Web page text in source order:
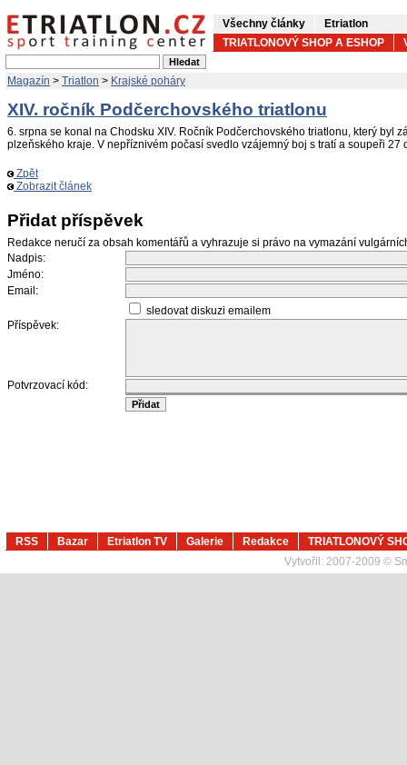
Všechny články
Etriatlon
TRIATLONOVÝ SHOP A ESHOP
Magazín > Triatlon > Krajské poháry
XIV. ročník Podčerchovského triatlonu
6. srpna se konal na Chodsku XIV. Ročník Podčerchovského triatlonu, který byl
plzeňského kraje. V nepříznivém počasí svedlo vzájemný boj s tratí a soupeři 27
Zpět
Zobrazit článek
Přidat příspěvek
Redakce neručí za obsah komentářů a vyhrazuje si právo na vymazání
Nadpis:
Jméno:
Email:
sledovat diskuzi emailem
Příspěvek:
Potvrzovací kód:
RSS Bazar Etriatlon TV Galerie Redakce
TRIATLONOVÝ
Vytvořil: 2007-2009 ©